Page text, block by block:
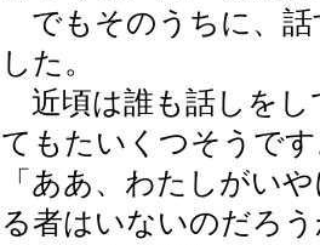
でもそのうちに、話
した。
近頃は誰も話しをし
てもたいくつそうで
「ああ、わたしがい
る者はいないのだろ